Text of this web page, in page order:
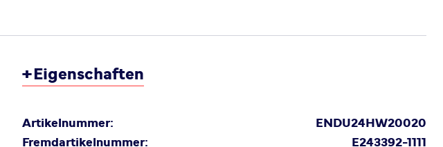
+ Eigenschaften
Artikelnummer:
ENDU24HW20020
Fremdartikelnummer:
E243392-1111